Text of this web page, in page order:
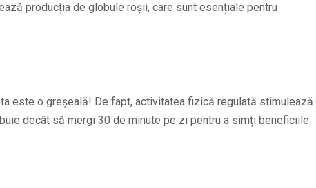
producția de globule roșii, care sunt esențiale pentru
este o greșeală! De fapt, activitatea fizică regulată stimulează
decât să mergi 30 de minute pe zi pentru a simți beneficiile.